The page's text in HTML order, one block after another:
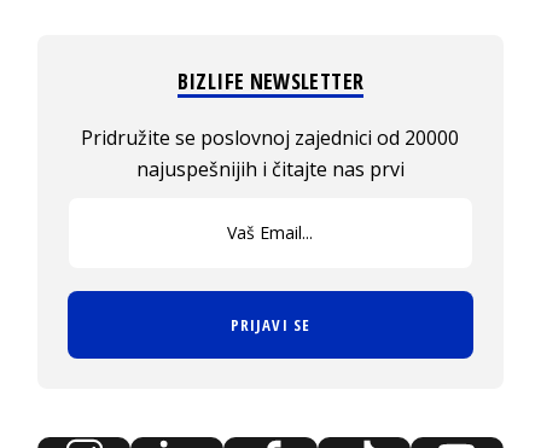
BIZLIFE NEWSLETTER
Pridružite se poslovnoj zajednici od 20000
najuspešnijih i čitajte nas prvi
PRIJAVI SE